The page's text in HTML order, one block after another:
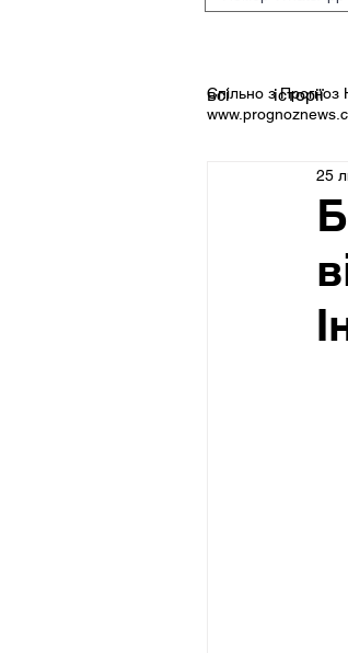
Спільно з Прогноз
всі історії
25